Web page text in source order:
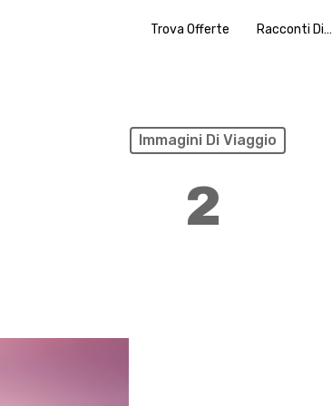
Trova Offerte Racconti Di…
Immagini Di Viaggio
2